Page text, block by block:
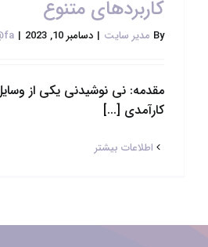
کاربردهای متنوع
By مدیر سایت | دسامبر 10, 2023 |
مقدمه: نی نوشیدنی یکی از
کارآمدی [...]
اطلاعات بیشتر